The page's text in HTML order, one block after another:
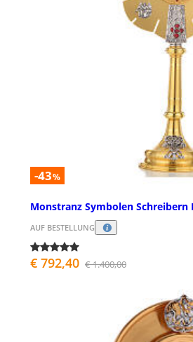
-43%
Monstranz Symbolen Schreibern
AUF BESTELLUNG
€ 792,40 € 1.400,00